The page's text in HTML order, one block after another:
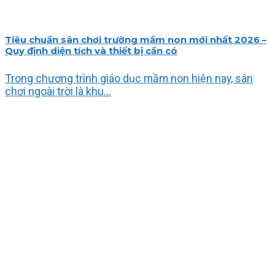
Tiêu chuẩn sân chơi trường mầm non mới nhất 2026 –
Quy định diện tích và thiết bị cần có
Trong chương trình giáo dục mầm non hiện nay, sân
chơi ngoài trời là khu...